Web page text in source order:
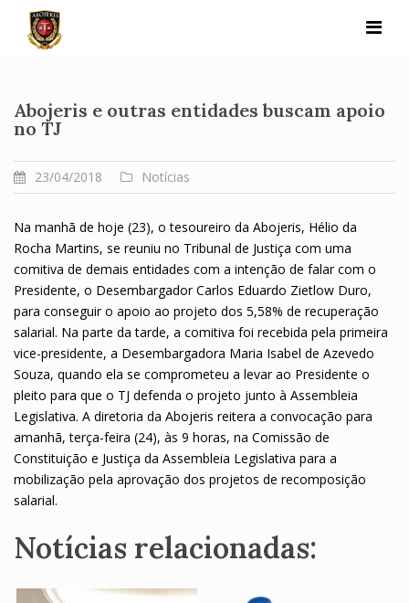
content
Abojeris e outras entidades buscam apoio
no TJ
23/04/2018 Notícias
Na manhã de hoje (23), o tesoureiro da Abojeris, Hélio da
Rocha Martins, se reuniu no Tribunal de Justiça com uma
comitiva de demais entidades com a intenção de falar com o
Presidente, o Desembargador Carlos Eduardo Zietlow Duro,
para conseguir o apoio ao projeto dos 5,58% de recuperação
salarial. Na parte da tarde, a comitiva foi recebida pela primeira
vice-presidente, a Desembargadora Maria Isabel de Azevedo
Souza, quando ela se comprometeu a levar ao Presidente o
pleito para que o TJ defenda o projeto junto à Assembleia
Legislativa. A diretoria da Abojeris reitera a convocação para
amanhã, terça-feira (24), às 9 horas, na Comissão de
Constituição e Justiça da Assembleia Legislativa para a
mobilização pela aprovação dos projetos de recomposição
salarial.
Notícias relacionadas: